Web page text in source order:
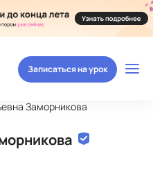
Записаться на урок
Заморникова